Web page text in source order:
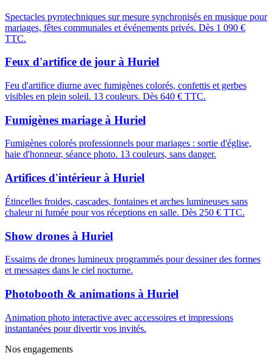
Spectacles pyrotechniques sur mesure synchronisés en musique pour
mariages, fêtes communales et événements privés. Dès 1 090 €
TTC.
Feux d'artifice de jour à Huriel
Feu d'artifice diurne avec fumigènes colorés, confettis et gerbes
visibles en plein soleil. 13 couleurs. Dès 640 € TTC.
Fumigènes mariage à Huriel
Fumigènes colorés professionnels pour mariages : sortie d'église,
haie d'honneur, séance photo. 13 couleurs, sans danger.
Artifices d'intérieur à Huriel
Étincelles froides, cascades, fontaines et arches lumineuses sans
chaleur ni fumée pour vos réceptions en salle. Dès 250 € TTC.
Show drones à Huriel
Essaims de drones lumineux programmés pour dessiner des formes
et messages dans le ciel nocturne.
Photobooth & animations à Huriel
Animation photo interactive avec accessoires et impressions
instantanées pour divertir vos invités.
Nos engagements